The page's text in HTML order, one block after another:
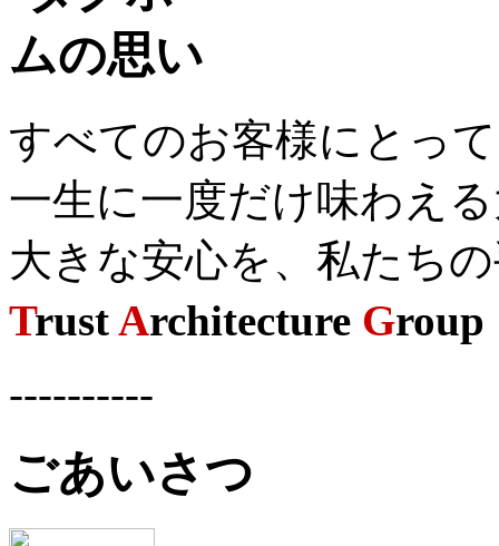
すべてのお客様にとっ
一生に一度だけ味わえ
大きな安心を、私たち
TrustArchitecture Group
----------
ごあいさつ